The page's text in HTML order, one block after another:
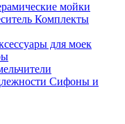
мойки
Комплекты
для моек
Сифоны и